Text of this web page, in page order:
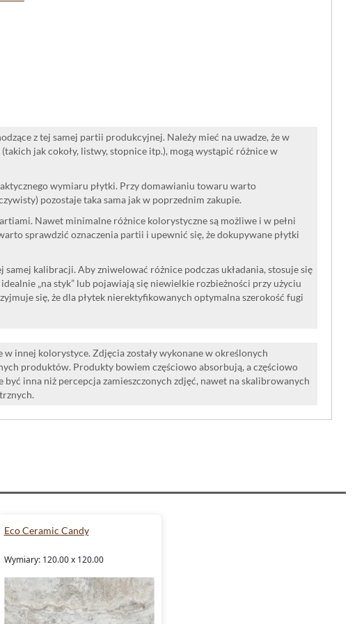
z tej samej partii produkcyjnej. Należy mieć na uwadze, że w
jak cokoły, listwy, stopnice itp.), mogą wystąpić różnice w
wymiaru płytki. Przy domawianiu towaru warto
pozostaje taka sama jak w poprzednim zakupie.
Nawet minimalne różnice kolorystyczne są możliwe i w pełni
sprawdzić oznaczenia partii i upewnić się, że dokupywane płytki
kalibracji. Aby zniwelować różnice podczas układania, stosuje się
„na styk” lub pojawiają się niewielkie rozbieżności przy użyciu
się, że dla płytek nierektyfikowanych optymalna szerokość fugi
innej kolorystyce. Zdjęcia zostały wykonane w określonych
produktów. Produkty bowiem częściowo absorbują, a częściowo
inna niż percepcja zamieszczonych zdjęć, nawet na skalibrowanych
Eco Ceramic Candy
Wymiary: 120.00 x 120.00